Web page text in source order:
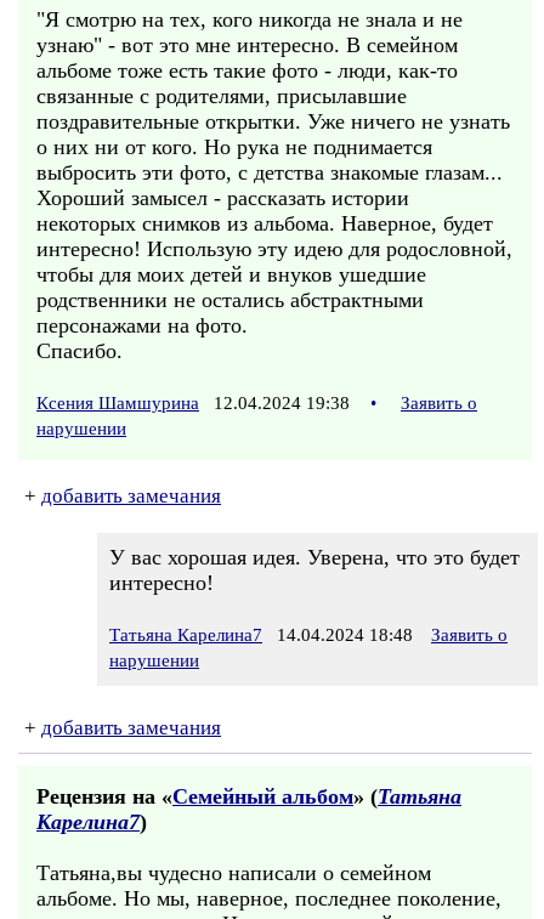
"Я смотрю на тех, кого никогда не знала и не
узнаю" - вот это мне интересно. В семейном
альбоме тоже есть такие фото - люди, как-то
связанные с родителями, присылавшие
поздравительные открытки. Уже ничего не узнать
о них ни от кого. Но рука не поднимается
выбросить эти фото, с детства знакомые глазам...
Хороший замысел - рассказать истории
некоторых снимков из альбома. Наверное, будет
интересно! Использую эту идею для родословной,
чтобы для моих детей и внуков ушедшие
родственники не остались абстрактными
персонажами на фото.
Спасибо.
Ксения Шамшурина 12.04.2024 19:38 •
Заявить о
нарушении
+ добавить замечания
У вас хорошая идея. Уверена, что это будет
интересно!
Татьяна Карелина7 14.04.2024 18:48
Заявить о
нарушении
+ добавить замечания
Рецензия на «Семейный альбом» (Татьяна
Карелина7)
Татьяна,вы чудесно написали о семейном
альбоме. Но мы, наверное, последнее поколение,